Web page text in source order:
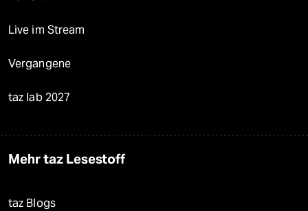
Live im Stream
Vergangene
taz lab 2027
Mehr taz Lesestoff
taz Blogs